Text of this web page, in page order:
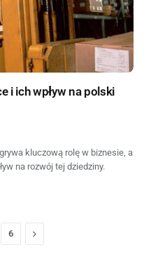
i ich wpływ na polski
kluczową rolę w biznesie, a
na rozwój tej dziedziny.
6 Next